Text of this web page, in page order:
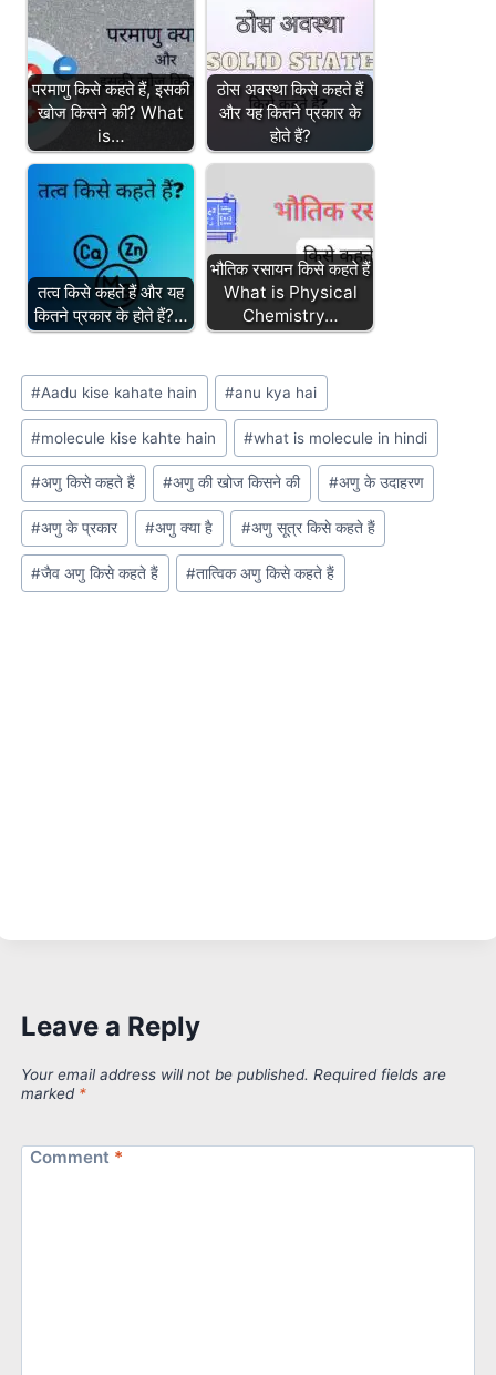
परमाणु किसे कहते हैं, इसकी
खोज किसने की? What
is…
ठोस अवस्था किसे कहते हैं
और यह कितने प्रकार के
होते हैं?
तत्व किसे कहते हैं और यह
कितने प्रकार के होते हैं?…
भौतिक रसायन किसे कहते हैं
What is Physical
Chemistry…
Post
Tags:
#Aadu kise kahate hain #anu kya hai
#molecule kise kahte hain #what is molecule in hindi
#अणु किसे कहते हैं #अणु की खोज किसने की #अणु के उदाहरण
#अणु के प्रकार #अणु क्या है #अणु सूत्र किसे कहते हैं
#जैव अणु किसे कहते हैं #तात्विक अणु किसे कहते हैं
Leave a Reply
Your email address will not be published. Required fields are
marked *
Comment *